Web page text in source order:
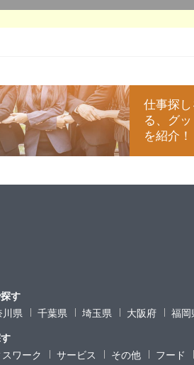
仕事探
る、グ
を紹介！
す
川県 千葉県 埼玉県 大阪府 福岡
ワーク サービス その他 フード